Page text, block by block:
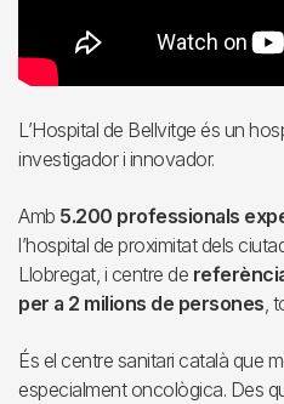
L’Hospital de Bellvitge és un
investigador i innovador.
Amb 5.200 professionals
l’hospital de proximitat dels
Llobregat, i centre de
per a 2 milions de persones,
És el centre sanitari català que
especialment oncològica. Des